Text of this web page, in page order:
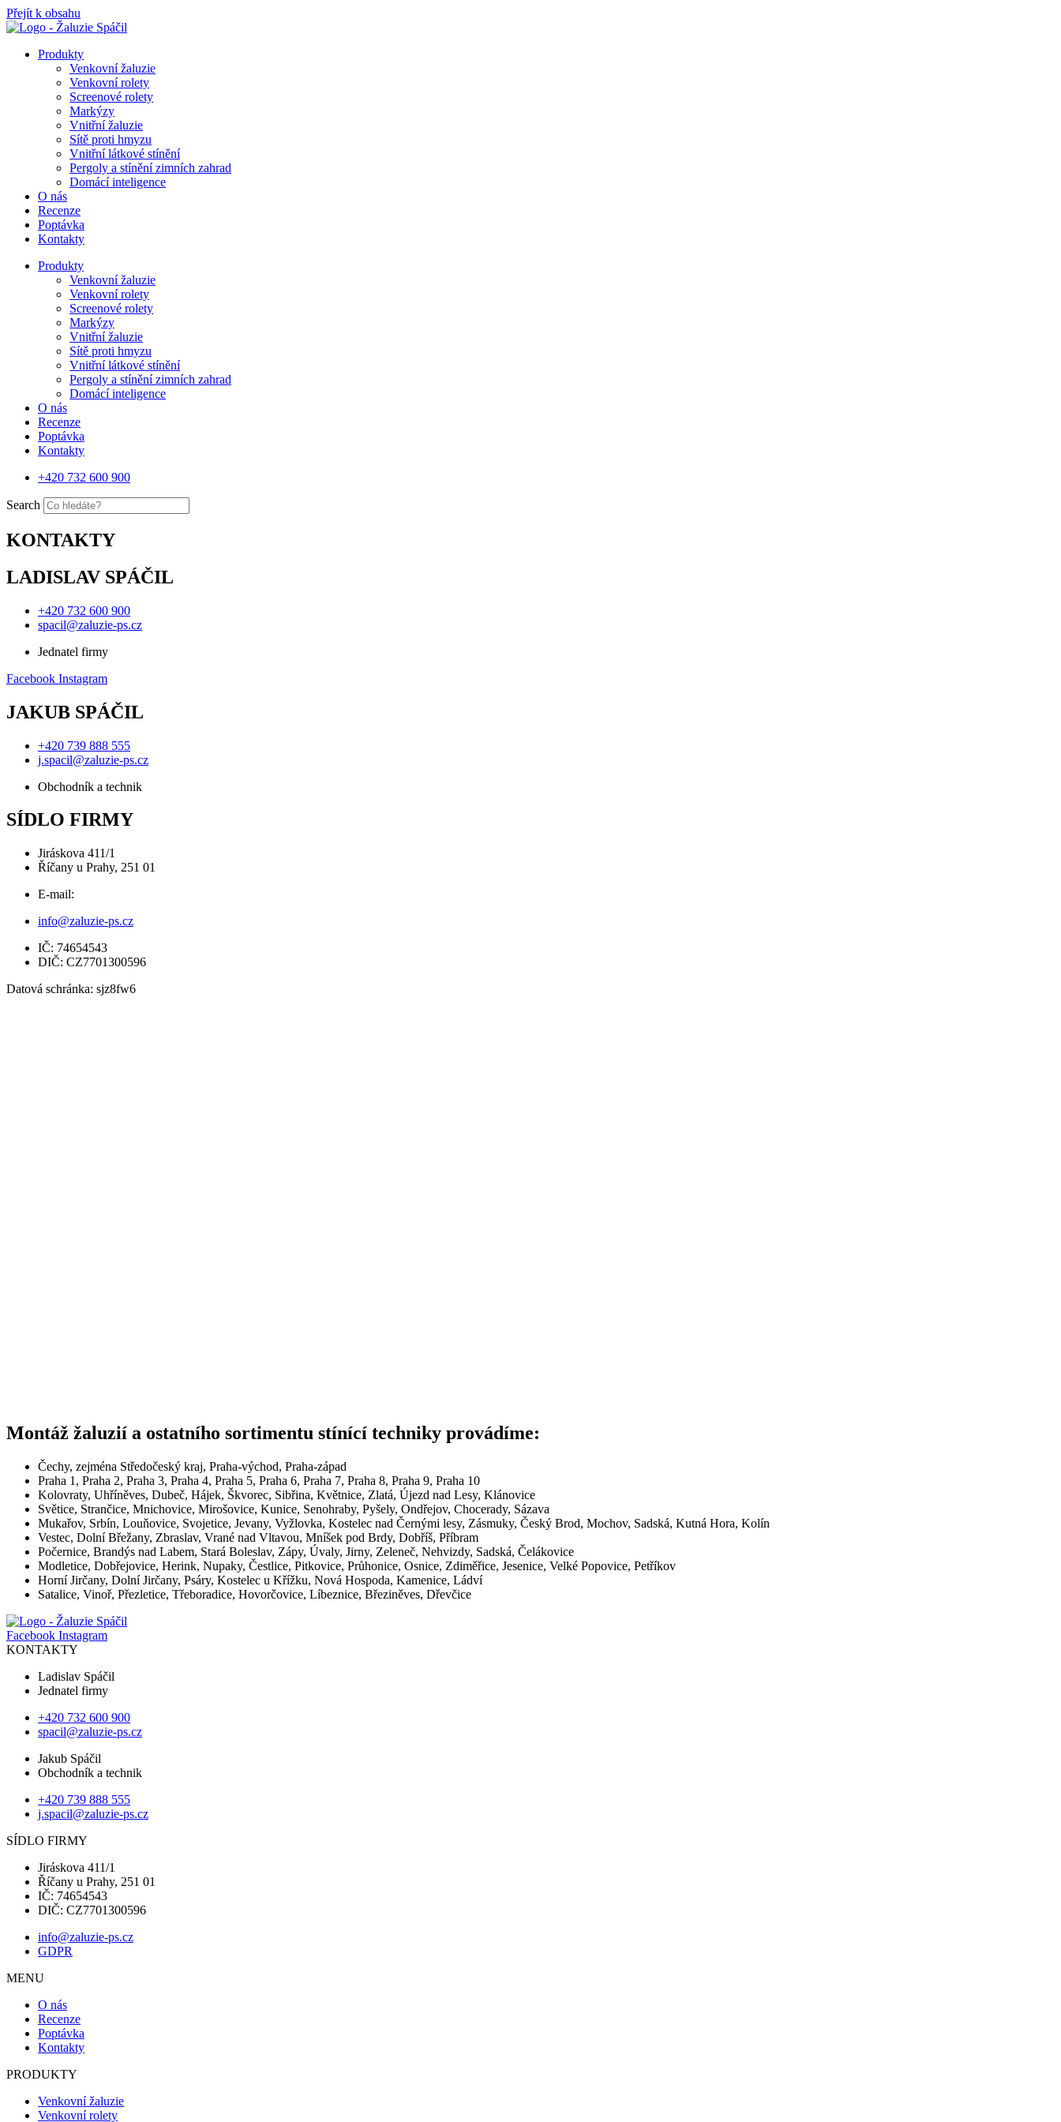
Přejít k obsahu
Produkty
Venkovní žaluzie
Venkovní rolety
Screenové rolety
Markýzy
Vnitřní žaluzie
Sítě proti hmyzu
Vnitřní látkové stínění
Pergoly a stínění zimních zahrad
Domácí inteligence
O nás
Recenze
Poptávka
Kontakty
Produkty
Venkovní žaluzie
Venkovní rolety
Screenové rolety
Markýzy
Vnitřní žaluzie
Sítě proti hmyzu
Vnitřní látkové stínění
Pergoly a stínění zimních zahrad
Domácí inteligence
O nás
Recenze
Poptávka
Kontakty
+420 732 600 900
Search
KONTAKTY
LADISLAV SPÁČIL
+420 732 600 900
spacil@zaluzie-ps.cz
Jednatel firmy
Facebook Instagram
JAKUB SPÁČIL
+420 739 888 555
j.spacil@zaluzie-ps.cz
Obchodník a technik
SÍDLO FIRMY
Jiráskova 411/1
Říčany u Prahy, 251 01
E-mail:
info@zaluzie-ps.cz
IČ: 74654543
DIČ: CZ7701300596
Datová schránka: sjz8fw6
Montáž žaluzií a ostatního sortimentu stínící techniky provádíme:
Čechy, zejména Středočeský kraj, Praha-východ, Praha-západ
Praha 1, Praha 2, Praha 3, Praha 4, Praha 5, Praha 6, Praha 7, Praha 8, Praha 9, Praha 10
Kolovraty, Uhříněves, Dubeč, Hájek, Škvorec, Sibřina, Květnice, Zlatá, Újezd nad Lesy, Klánovice
Světice, Strančice, Mnichovice, Mirošovice, Kunice, Senohraby, Pyšely, Ondřejov, Chocerady, Sázava
Mukařov, Srbín, Louňovice, Svojetice, Jevany, Vyžlovka, Kostelec nad Černými lesy, Zásmuky, Český Brod, Mochov, Sadská, Kutná Hora, Kolín
Vestec, Dolní Břežany, Zbraslav, Vrané nad Vltavou, Mníšek pod Brdy, Dobříš, Příbram
Počernice, Brandýs nad Labem, Stará Boleslav, Zápy, Úvaly, Jirny, Zeleneč, Nehvizdy, Sadská, Čelákovice
Modletice, Dobřejovice, Herink, Nupaky, Čestlice, Pitkovice, Průhonice, Osnice, Zdiměřice, Jesenice, Velké Popovice, Petříkov
Horní Jirčany, Dolní Jirčany, Psáry, Kostelec u Křížku, Nová Hospoda, Kamenice, Ládví
Satalice, Vinoř, Přezletice, Třeboradice, Hovorčovice, Líbeznice, Březiněves, Dřevčice
Facebook Instagram
KONTAKTY
Ladislav Spáčil
Jednatel firmy
+420 732 600 900
spacil@zaluzie-ps.cz
Jakub Spáčil
Obchodník a technik
+420 739 888 555
j.spacil@zaluzie-ps.cz
SÍDLO FIRMY
Jiráskova 411/1
Říčany u Prahy, 251 01
IČ: 74654543
DIČ: CZ7701300596
info@zaluzie-ps.cz
GDPR
MENU
O nás
Recenze
Poptávka
Kontakty
PRODUKTY
Venkovní žaluzie
Venkovní rolety